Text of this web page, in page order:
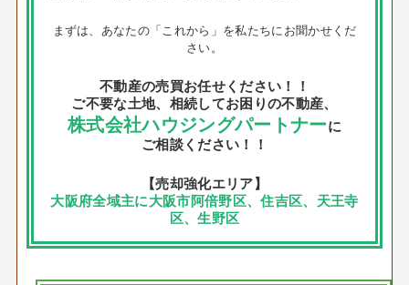
まずは、あなたの「これから」を私たちにお聞かせくだ
さい。
不動産の売買お任せください！！
ご不要な土地、相続してお困りの不動産、
株式会社ハウジングパートナーに
ご相談ください！！
【売却強化エリア】
大阪府全域主に大阪市阿倍野区、住吉区、天王寺
区、生野区